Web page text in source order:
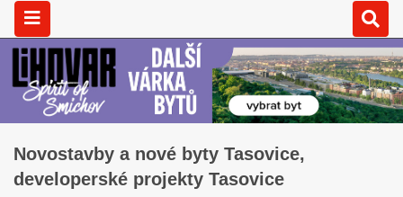
Novostavby a nové byty Tasovice,
developerské projekty Tasovice